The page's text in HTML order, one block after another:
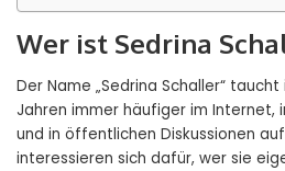
Wer ist Sedrina
Der Name „Sedrina Schaller“
Jahren immer häufiger im Internet,
und in öffentlichen Diskussionen
interessieren sich dafür, wer sie